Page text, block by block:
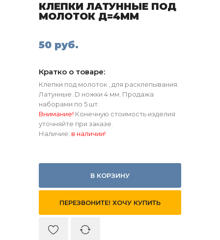
КЛЕПКИ ЛАТУННЫЕ ПОД
МОЛОТОК Д=4ММ
50 руб.
Кратко о товаре:
Клепки под молоток , для расклепывания.
Латунные. D ножки 4 мм. Продажа
наборами по 5 шт.
Внимание! Конечную стоимость изделия
уточняйте при заказе.
Наличие: в наличии!
В КОРЗИНУ
ПЕРЕЗВОНИТЕ! ХОЧУ КУПИТЬ